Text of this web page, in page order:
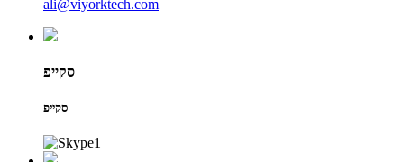
ali@viyorktech.com
סקייפ
סקייפ